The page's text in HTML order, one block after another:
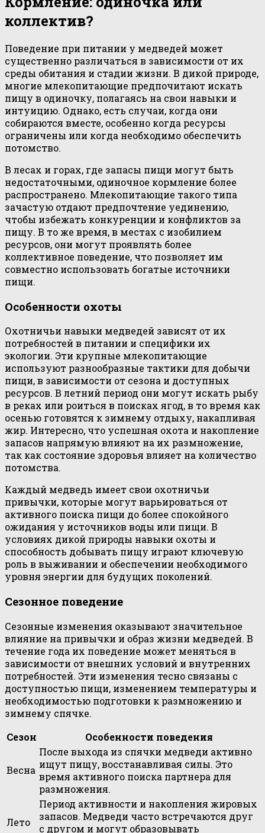
коллектив?
Поведение при питании у медведей может
существенно различаться в зависимости от их
среды обитания и стадии жизни. В дикой природе,
многие млекопитающие предпочитают искать
пищу в одиночку, полагаясь на свои навыки и
интуицию. Однако, есть случаи, когда они
собираются вместе, особенно когда ресурсы
ограничены или когда необходимо обеспечить
потомство.
В лесах и горах, где запасы пищи могут быть
недостаточными, одиночное кормление более
распространено. Млекопитающие такого типа
зачастую отдают предпочтение уединению,
чтобы избежать конкуренции и конфликтов за
пищу. В то же время, в местах с изобилием
ресурсов, они могут проявлять более
коллективное поведение, что позволяет им
совместно использовать богатые источники
пищи.
Особенности охоты
Охотничьи навыки медведей зависят от их
потребностей в питании и специфики их
экологии. Эти крупные млекопитающие
используют разнообразные тактики для добычи
пищи, в зависимости от сезона и доступных
ресурсов. В летний период они могут искать рыбу
в реках или роиться в поисках ягод, в то время как
осенью готовятся к зимнему отдыху, накапливая
жир. Интересно, что успешная охота и накопление
запасов напрямую влияют на их размножение,
так как состояние здоровья влияет на количество
потомства.
Каждый медведь имеет свои охотничьи
привычки, которые могут варьироваться от
активного поиска пищи до более спокойного
ожидания у источников воды или пищи. В
условиях дикой природы навыки охоты и
способность добывать пищу играют ключевую
роль в выживании и обеспечении необходимого
уровня энергии для будущих поколений.
Сезонное поведение
Сезонные изменения оказывают значительное
влияние на привычки и образ жизни медведей. В
течение года их поведение может меняться в
зависимости от внешних условий и внутренних
потребностей. Эти изменения тесно связаны с
доступностью пищи, изменением температуры и
необходимостью подготовки к размножению и
зимнему спячке.
Сезон
Особенности поведения
Весна
После выхода из спячки медведи активно
ищут пищу, восстанавливая силы. Это
время активного поиска партнера для
размножения.
Лето
Период активности и накопления жировых
запасов. Медведи часто встречаются друг
с другом и могут образовывать